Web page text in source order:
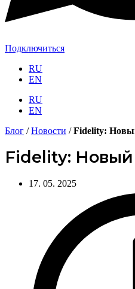
Подключиться
RU
EN
RU
EN
Блог /Новости /Fidelity:
Fidelity:
17. 05. 2025